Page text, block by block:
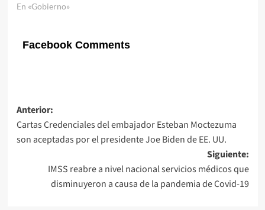
En «Gobierno»
Facebook Comments
Navegación
de
entradas
Anterior:
Cartas Credenciales del embajador Esteban Moctezuma
son aceptadas por el presidente Joe Biden de EE. UU.
Siguiente:
IMSS reabre a nivel nacional servicios médicos que
disminuyeron a causa de la pandemia de Covid-19